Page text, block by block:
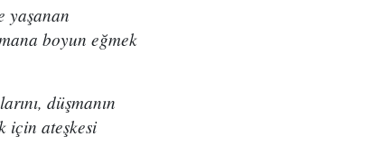
yaşanan
boyun eğmek
düşmanın
için ateşkesi